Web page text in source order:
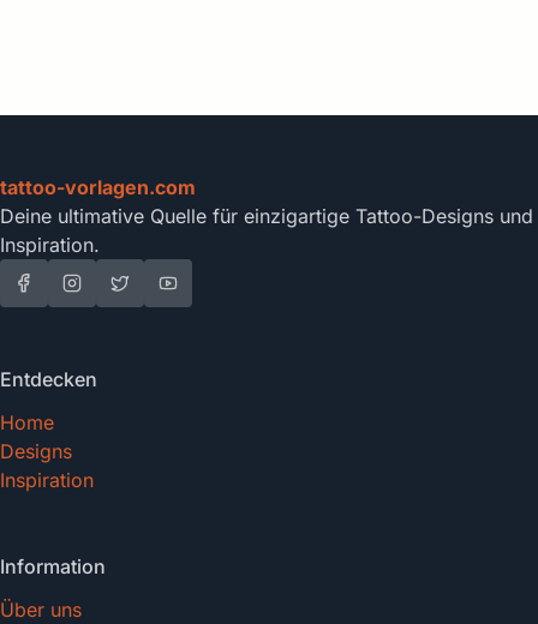
tattoo-vorlagen.com
Deine ultimative Quelle für einzigartige Tattoo-Designs und
Inspiration.
Entdecken
Home
Designs
Inspiration
Information
Über uns